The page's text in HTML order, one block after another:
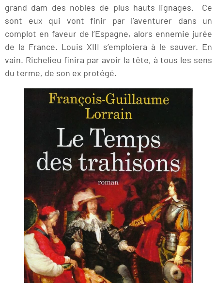
grand dam des nobles de plus hauts lignages. Ce
sont eux qui vont finir par l’aventurer dans un
complot en faveur de l’Espagne, alors ennemie jurée
de la France. Louis XIII s’emploiera à le sauver. En
vain. Richelieu finira par avoir la tête, à tous les sens
du terme, de son ex protégé.